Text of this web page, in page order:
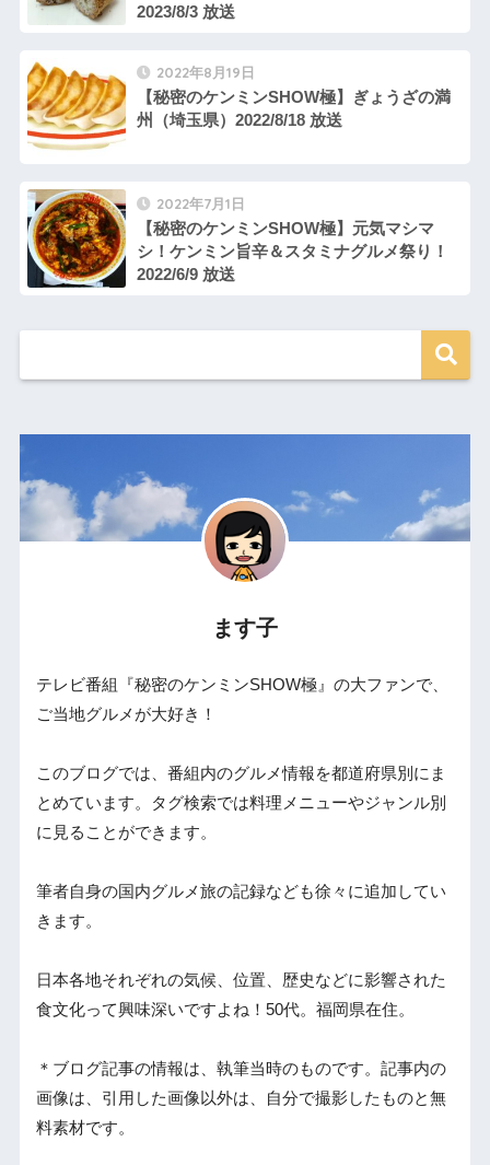
2023/8/3 放送
2022年8月19日
【秘密のケンミンSHOW極】ぎょうざの満
州（埼玉県）2022/8/18 放送
2022年7月1日
【秘密のケンミンSHOW極】元気マシマ
シ！ケンミン旨辛＆スタミナグルメ祭り！
2022/6/9 放送
ます子
テレビ番組『秘密のケンミンSHOW極』の大ファンで、
ご当地グルメが大好き！
このブログでは、番組内のグルメ情報を都道府県別にま
とめています。タグ検索では料理メニューやジャンル別
に見ることができます。
筆者自身の国内グルメ旅の記録なども徐々に追加してい
きます。
日本各地それぞれの気候、位置、歴史などに影響された
食文化って興味深いですよね！50代。福岡県在住。
＊ブログ記事の情報は、執筆当時のものです。記事内の
画像は、引用した画像以外は、自分で撮影したものと無
料素材です。